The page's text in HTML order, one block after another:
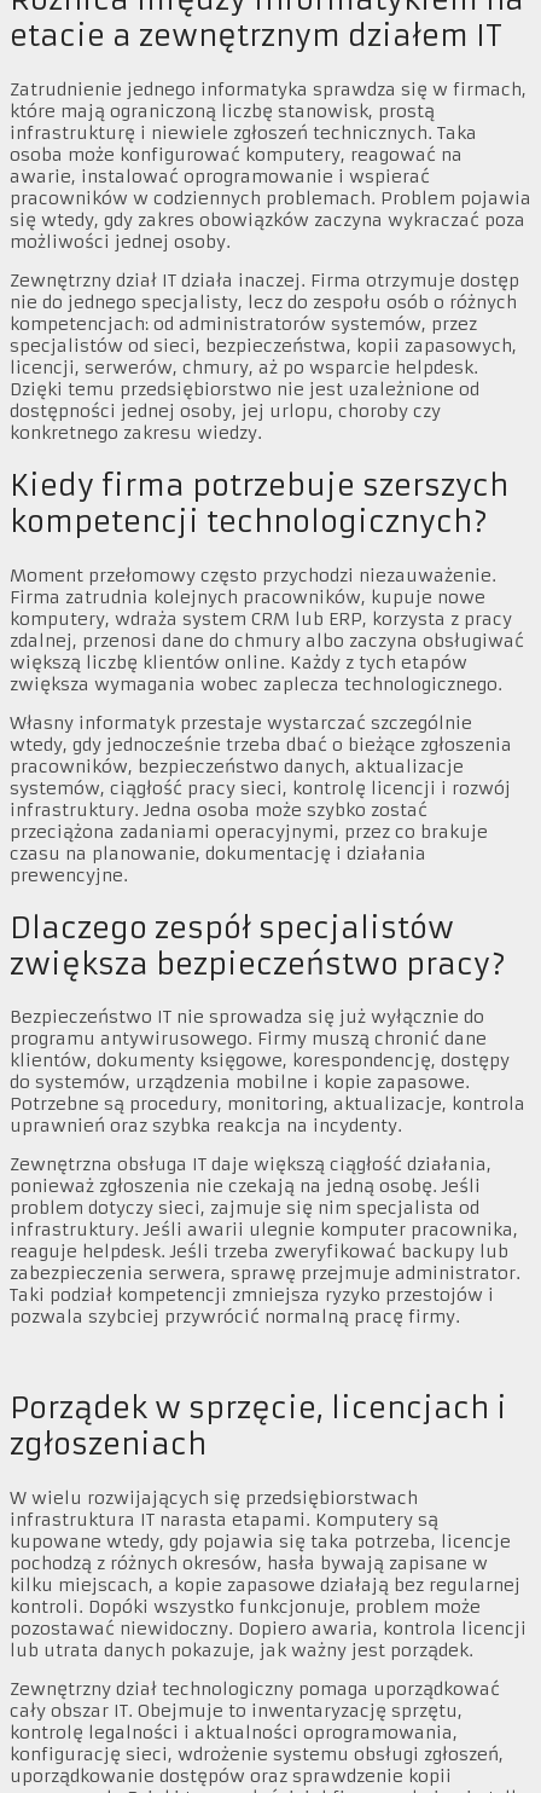
etacie a zewnętrznym działem IT
Zatrudnienie jednego informatyka sprawdza się w firmach,
które mają ograniczoną liczbę stanowisk, prostą
infrastrukturę i niewiele zgłoszeń technicznych. Taka
osoba może konfigurować komputery, reagować na
awarie, instalować oprogramowanie i wspierać
pracowników w codziennych problemach. Problem pojawia
się wtedy, gdy zakres obowiązków zaczyna wykraczać poza
możliwości jednej osoby.
Zewnętrzny dział IT działa inaczej. Firma otrzymuje dostęp
nie do jednego specjalisty, lecz do zespołu osób o różnych
kompetencjach: od administratorów systemów, przez
specjalistów od sieci, bezpieczeństwa, kopii zapasowych,
licencji, serwerów, chmury, aż po wsparcie helpdesk.
Dzięki temu przedsiębiorstwo nie jest uzależnione od
dostępności jednej osoby, jej urlopu, choroby czy
konkretnego zakresu wiedzy.
Kiedy firma potrzebuje szerszych
kompetencji technologicznych?
Moment przełomowy często przychodzi niezauważenie.
Firma zatrudnia kolejnych pracowników, kupuje nowe
komputery, wdraża system CRM lub ERP, korzysta z pracy
zdalnej, przenosi dane do chmury albo zaczyna obsługiwać
większą liczbę klientów online. Każdy z tych etapów
zwiększa wymagania wobec zaplecza technologicznego.
Własny informatyk przestaje wystarczać szczególnie
wtedy, gdy jednocześnie trzeba dbać o bieżące zgłoszenia
pracowników, bezpieczeństwo danych, aktualizacje
systemów, ciągłość pracy sieci, kontrolę licencji i rozwój
infrastruktury. Jedna osoba może szybko zostać
przeciążona zadaniami operacyjnymi, przez co brakuje
czasu na planowanie, dokumentację i działania
prewencyjne.
Dlaczego zespół specjalistów
zwiększa bezpieczeństwo pracy?
Bezpieczeństwo IT nie sprowadza się już wyłącznie do
programu antywirusowego. Firmy muszą chronić dane
klientów, dokumenty księgowe, korespondencję, dostępy
do systemów, urządzenia mobilne i kopie zapasowe.
Potrzebne są procedury, monitoring, aktualizacje, kontrola
uprawnień oraz szybka reakcja na incydenty.
Zewnętrzna obsługa IT daje większą ciągłość działania,
ponieważ zgłoszenia nie czekają na jedną osobę. Jeśli
problem dotyczy sieci, zajmuje się nim specjalista od
infrastruktury. Jeśli awarii ulegnie komputer pracownika,
reaguje helpdesk. Jeśli trzeba zweryfikować backupy lub
zabezpieczenia serwera, sprawę przejmuje administrator.
Taki podział kompetencji zmniejsza ryzyko przestojów i
pozwala szybciej przywrócić normalną pracę firmy.
Porządek w sprzęcie, licencjach i
zgłoszeniach
W wielu rozwijających się przedsiębiorstwach
infrastruktura IT narasta etapami. Komputery są
kupowane wtedy, gdy pojawia się taka potrzeba, licencje
pochodzą z różnych okresów, hasła bywają zapisane w
kilku miejscach, a kopie zapasowe działają bez regularnej
kontroli. Dopóki wszystko funkcjonuje, problem może
pozostawać niewidoczny. Dopiero awaria, kontrola licencji
lub utrata danych pokazuje, jak ważny jest porządek.
Zewnętrzny dział technologiczny pomaga uporządkować
cały obszar IT. Obejmuje to inwentaryzację sprzętu,
kontrolę legalności i aktualności oprogramowania,
konfigurację sieci, wdrożenie systemu obsługi zgłoszeń,
uporządkowanie dostępów oraz sprawdzenie kopii